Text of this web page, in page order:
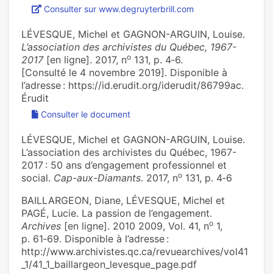
Consulter sur www.degruyterbrill.com
LÉVESQUE, Michel et GAGNON-ARGUIN, Louise.
L’association des archivistes du Québec, 1967-
2017[en ligne]. 2017, no 131, p. 4‑6.
[Consulté le 4 novembre 2019]. Disponible à
l’adresse : https://id.erudit.org/iderudit/86799ac.
Érudit
Consulter le document
LÉVESQUE, Michel et GAGNON-ARGUIN, Louise.
L’association des archivistes du Québec, 1967-
2017 : 50 ans d’engagement professionnel et
social. Cap-aux-Diamants. 2017, no 131, p. 4‑6
BAILLARGEON, Diane, LÉVESQUE, Michel et
PAGÉ, Lucie. La passion de l’engagement.
Archives [en ligne]. 2010 2009, Vol. 41, no 1,
p. 61‑69. Disponible à l’adresse :
http://www.archivistes.qc.ca/revuearchives/vol41
_1/41_1_baillargeon_levesque_page.pdf